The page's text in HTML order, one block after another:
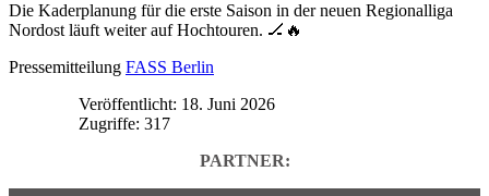
Die Kaderplanung für die erste Saison in der neuen Regionalliga
Nordost läuft weiter auf Hochtouren. 🏒🔥
Pressemitteilung FASS Berlin
Veröffentlicht: 18. Juni 2026
Zugriffe: 317
PARTNER: